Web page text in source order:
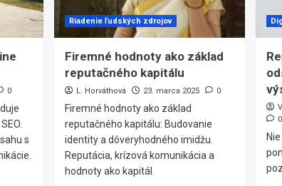
0
s
Riadenie ľudských zdrojov
Firemné hodnoty ako základ
reputačného kapitálu
L. Horváthová 23. marca 2025 0
Firemné hodnoty ako základ
reputačného kapitálu: Budovanie
identity a dôveryhodného imidžu.
Reputácia, krízová komunikácia a
hodnoty ako kapitál.
0